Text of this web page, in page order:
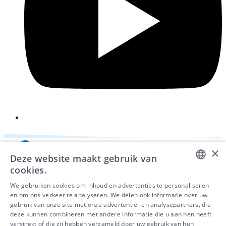
© 2026 - IDEWE
DUTCH
FRENCH
×
Deze website maakt gebruik van
cookies.
We gebruiken cookies om inhoud en advertenties te personaliseren
en om ons verkeer te analyseren. We delen ook informatie over uw
gebruik van onze site met onze advertentie- en analysepartners, die
deze kunnen combineren met andere informatie die u aan hen heeft
verstrekt of die zij hebben verzameld door uw gebruik van hun